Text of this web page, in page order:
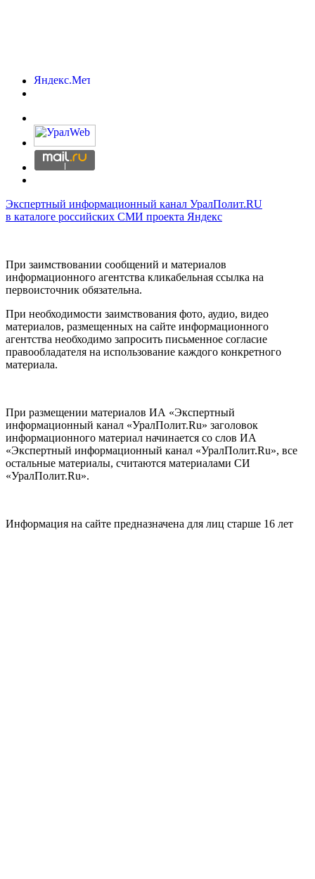
Экспертный информационный канал УралПолит.RU
в каталоге российских СМИ проекта Яндекс
При заимствовании сообщений и материалов
информационного агентства кликабельная ссылка на
первоисточник обязательна.
При необходимости заимствования фото, аудио, видео
материалов, размещенных на сайте информационного
агентства необходимо запросить письменное согласие
правообладателя на использование каждого конкретного
материала.
При размещении материалов ИА «Экспертный
информационный канал «УралПолит.Ru» заголовок
информационного материал начинается со слов ИА
«Экспертный информационный канал «УралПолит.Ru», все
остальные материалы, считаются материалами СИ
«УралПолит.Ru».
Информация на сайте предназначена для лиц старше 16 лет